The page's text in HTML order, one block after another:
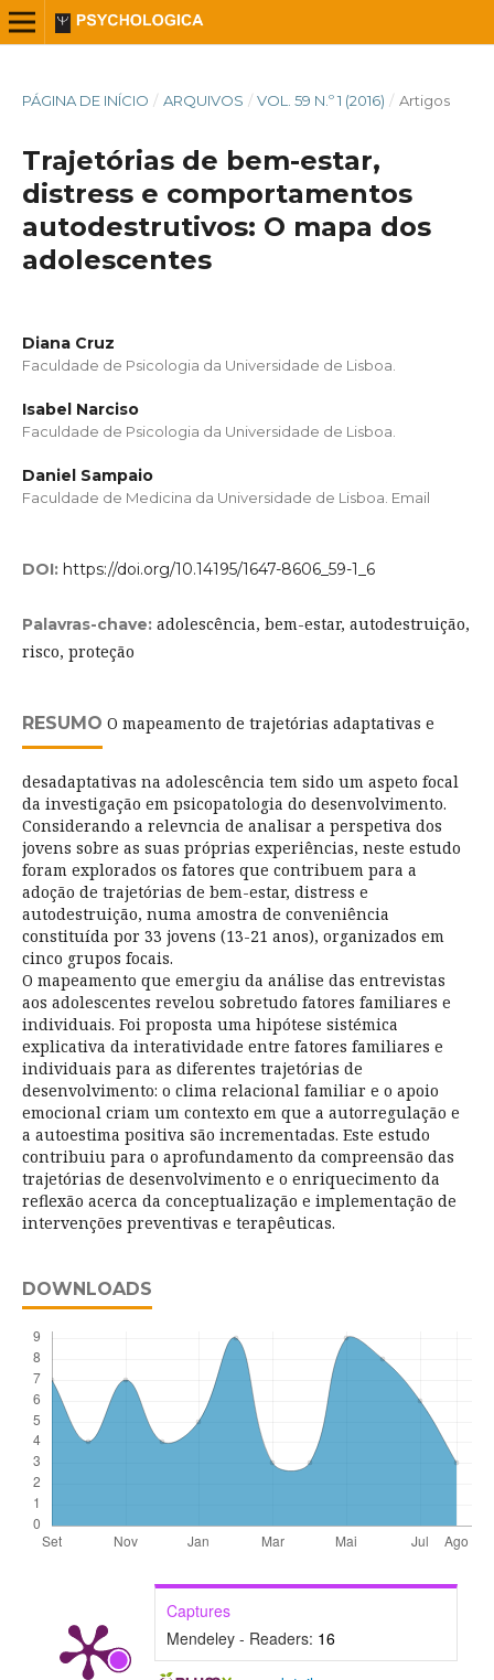
PÁGINA DE INÍCIO / ARQUIVOS / VOL. 59 N.º 1 (2016) / Artigos
Trajetórias de bem-estar,
distress e comportamentos
autodestrutivos: O mapa dos
adolescentes
Diana Cruz
Faculdade de Psicologia da Universidade de Lisboa.
Isabel Narciso
Faculdade de Psicologia da Universidade de Lisboa.
Daniel Sampaio
Faculdade de Medicina da Universidade de Lisboa. Email
DOI: https://doi.org/10.14195/1647-8606_59-1_6
Palavras-chave: adolescência, bem-estar, autodestruição,
risco, proteção
RESUMO O mapeamento de trajetórias adaptativas e
desadaptativas na adolescência tem sido um aspeto focal
da investigação em psicopatologia do desenvolvimento.
Considerando a relevncia de analisar a perspetiva dos
jovens sobre as suas próprias experiências, neste estudo
foram explorados os fatores que contribuem para a
adoção de trajetórias de bem-estar, distress e
autodestruição, numa amostra de conveniência
constituída por 33 jovens (13-21 anos), organizados em
cinco grupos focais.
O mapeamento que emergiu da análise das entrevistas
aos adolescentes revelou sobretudo fatores familiares e
individuais. Foi proposta uma hipótese sistémica
explicativa da interatividade entre fatores familiares e
individuais para as diferentes trajetórias de
desenvolvimento: o clima relacional familiar e o apoio
emocional criam um contexto em que a autorregulação e
a autoestima positiva são incrementadas. Este estudo
contribuiu para o aprofundamento da compreensão das
trajetórias de desenvolvimento e o enriquecimento da
reflexão acerca da conceptualização e implementação de
intervenções preventivas e terapêuticas.
DOWNLOADS
Captures
Mendeley - Readers: 16